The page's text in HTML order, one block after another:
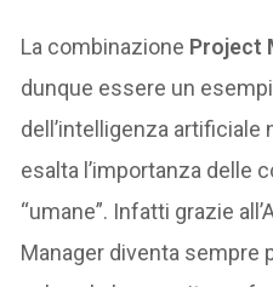
La combinazione Project
dunque essere un
dell’intelligenza artificiale
esalta l’importanza delle
“umane”. Infatti grazie
Manager diventa sempre